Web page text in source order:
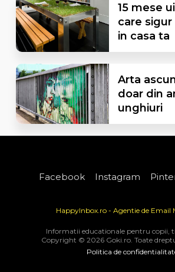
15 mese
care
in casa ta
Arta
doar din
unghiuri
Facebook Instagram
HappyInbox.ro - Agentie de Email
Informatii educationale pentru copii,
Copyright © 2026 Goki.ro. Toate
Politica de